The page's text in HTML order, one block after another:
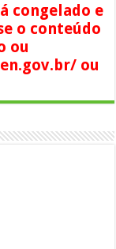
congelado e
o conteúdo
ou
ou